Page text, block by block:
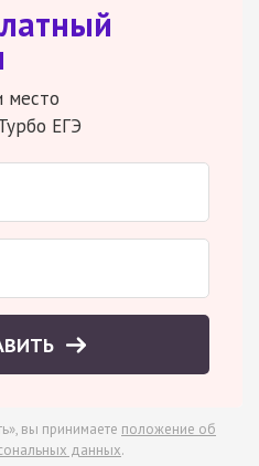
место
ЕГЭ
вы принимаете положение об
данных.